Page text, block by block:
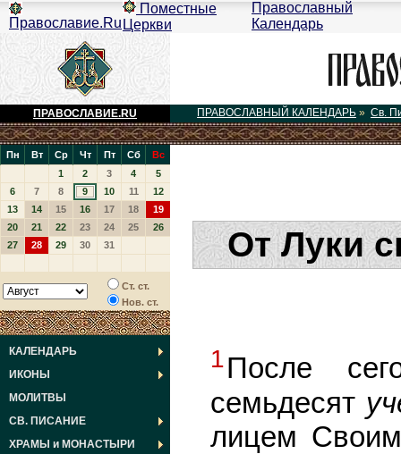
Православие.Ru
Поместные
Церкви
Православный
Календарь
ПРАВОСЛАВИЕ.RU ПРАВОСЛАВНЫЙ КАЛЕНДАРЬ » Св.
Пн Вт Ср Чт Пт Сб
Вс
1
2 3 4
5
6
7 8 9 10 11
12
13
14 15 16 17 18
19
20
21 22 23 24 25
26
27
28 29 30 31
Ст. ст.
Нов. ст.
КАЛЕНДАРЬ
ИКОНЫ
МОЛИТВЫ
СВ. ПИСАНИЕ
ХРАМЫ и МОНАСТЫРИ
От Луки
1После
семьдесят
лицем